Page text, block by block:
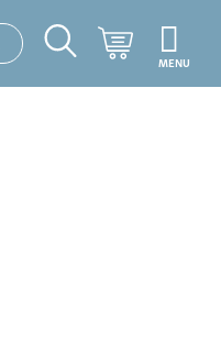
Hakutoiminto
Ostoskori
MENU